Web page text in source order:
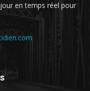
en temps réel pour